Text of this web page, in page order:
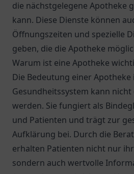
die nächstgelegene Apotheke
kann. Diese Dienste können
Öffnungszeiten und spezielle
geben, die die Apotheke
Warum ist eine Apotheke
Die Bedeutung einer Apotheke
Gesundheitssystem kann
werden. Sie fungiert als
und Patienten und trägt zur
Aufklärung bei. Durch die
erhalten Patienten nicht nur
sondern auch wertvolle